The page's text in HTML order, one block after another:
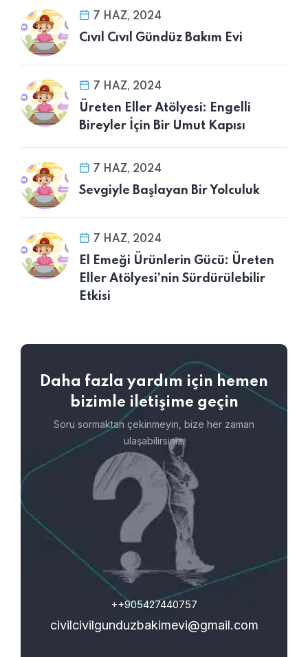
7 HAZ, 2024
Cıvıl Cıvıl Gündüz Bakım Evi
7 HAZ, 2024
Üreten Eller Atölyesi: Engelli
Bireyler İçin Bir Umut Kapısı
7 HAZ, 2024
Sevgiyle Başlayan Bir Yolculuk
7 HAZ, 2024
El Emeği Ürünlerin Gücü: Üreten
Eller Atölyesi’nin Sürdürülebilir
Etkisi
Daha fazla yardım için hemen
bizimle iletişime geçin
Soru sormaktan çekinmeyin, bize her zaman
ulaşabilirsiniz.
++905427440757
civilcivilgunduzbakimevi@gmail.com